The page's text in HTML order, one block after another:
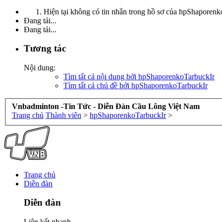
Hiện tại không có tin nhắn trong hồ sơ của
Đang tải...
Đang tải...
Tương tác
Nội dung:
Tìm tất cả nội dung bởi hpShaporenkoTarbuckIr
Tìm tất cả chủ đề bởi hpShaporenkoTarbuckIr
Vnbadminton -Tin Tức - Diễn Đàn Cầu Lông Việt Nam
Trang chủ Thành viên > hpShaporenkoTarbuckIr >
Trang chủ
Diễn đàn
Diễn đàn